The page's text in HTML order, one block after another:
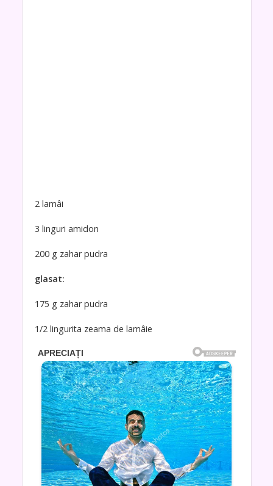
2 lamâi
3 linguri amidon
200 g zahar pudra
glasat:
175 g zahar pudra
1/2 lingurita zeama de lamâie